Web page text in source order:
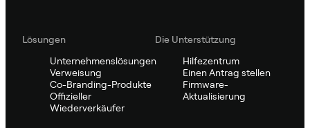
Lösungen
Unternehmenslösungen
Verweisung
Co-Branding-Produkte
Offizieller
Wiederverkäufer
Die Unterstützung
Hilfezentrum
Einen Antrag stellen
Firmware-
Aktualisierung